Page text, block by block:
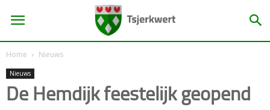
Home Nieuws
Nieuws
De Hemdijk feestelijk geopend